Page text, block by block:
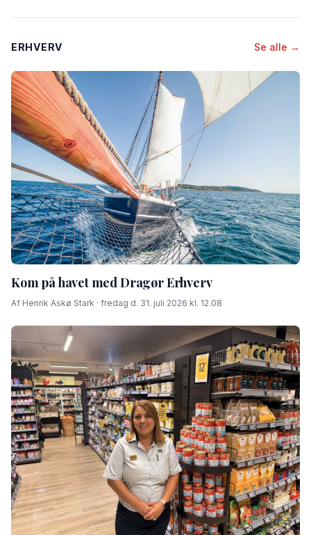
ERHVERV Se alle →
Kom på havet med Dragør Erhverv
Af Henrik Askø Stark · fredag d. 31. juli 2026 kl. 12.08